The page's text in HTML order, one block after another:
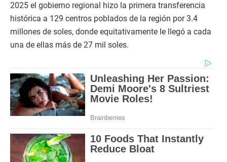
2025 el gobierno regional hizo la primera transferencia
histórica a 129 centros poblados de la región por 3.4
millones de soles, donde equitativamente le llegó a cada
una de ellas más de 27 mil soles.